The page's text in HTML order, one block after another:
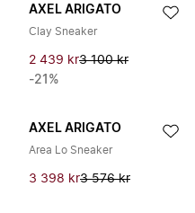
AXEL ARIGATO
Clay Sneaker
2 439 kr3 100 kr
-21%
AXEL ARIGATO
Area Lo Sneaker
3 398 kr3 576 kr